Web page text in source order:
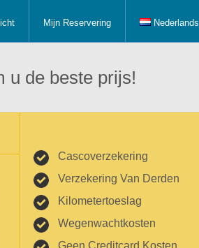
Mijn Reservering Nederlands
u de beste prijs!
Cascoverzekering
Verzekering Van Derden
Kilometertoeslag
Wegenwachtkosten
Geen Creditcard Kosten